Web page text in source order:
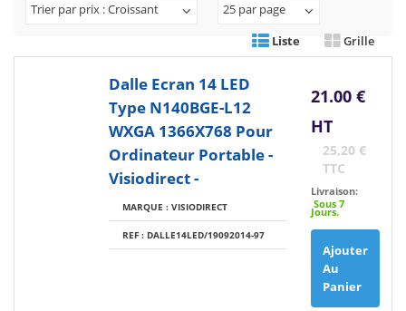
Trier par prix : Croissant
25 par page
Liste
Grille
Dalle Ecran 14 LED
Type N140BGE-L12
WXGA 1366X768 Pour
Ordinateur Portable -
Visiodirect -
MARQUE : VISIODIRECT
REF : DALLE14LED/19092014-97
21.00 €
HT
25,20 €
TTC
Livraison:
Sous 7
Jours.
Ajouter
Au
Panier